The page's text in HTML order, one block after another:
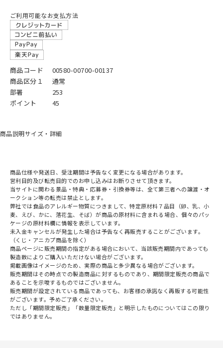
ご利用可能なお支払方法
商品コード
00580-00700-00137
商品区分１
通常
部署
253
ポイント
45
商品説明サイズ・詳細
商品仕様や発送日、受注期間は予告なく変更になる場合があります。
営利目的及び転売目的でのお申し込みはお断りさせて頂きます。
当サイトに関わる景品・特典・応募券・引換券等は、全て第三者への譲渡・オ
ークション等の転売は禁止とします。
弊社では食品のアレルギー物質につきまして、特定原材料７品目（卵、乳、小
麦、えび、かに、落花生、そば）が商品の原材料に含まれる場合、個々のパッ
ケージの原材料欄に情報を表示しています。
未入金キャンセルが発生した場合は予告なく再販売することがございます。
（くじ・アニカプ商品を除く）
商品ページに販売期間の指定がある場合において、当該販売期間内であっても
製造数によりご購入いただけない場合がございます。
掲載画像はイメージのため、実際の商品と多少異なる場合がございます。
販売期間はその時点での製造商品に対するものであり、期間限定販売の商品で
あることを示唆するものではございません。
販売期間が設定されている商品であっても、お客様の承諾なく再販する可能性
がございます。予めご了承ください。
ただし「期間限定販売」「数量限定販売」と明示したものについてはこの限り
ではありません。